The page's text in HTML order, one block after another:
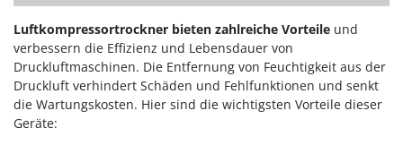
Z
Zanon
Zephir
ZGrills
Zodiac
Luftkompressortrockner bieten zahlreiche Vorteile und
verbessern die Effizienz und Lebensdauer von
Druckluftmaschinen. Die Entfernung von Feuchtigkeit aus der
Druckluft verhindert Schäden und Fehlfunktionen und senkt
die Wartungskosten. Hier sind die wichtigsten Vorteile dieser
Geräte: